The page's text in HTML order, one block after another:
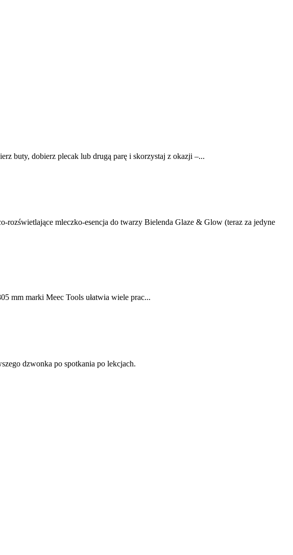
buty, dobierz plecak lub drugą parę i skorzystaj z okazji –...
mleczko-esencja do twarzy Bielenda Glaze & Glow (teraz za jedyne
mm marki Meec Tools ułatwia wiele prac...
dzwonka po spotkania po lekcjach.